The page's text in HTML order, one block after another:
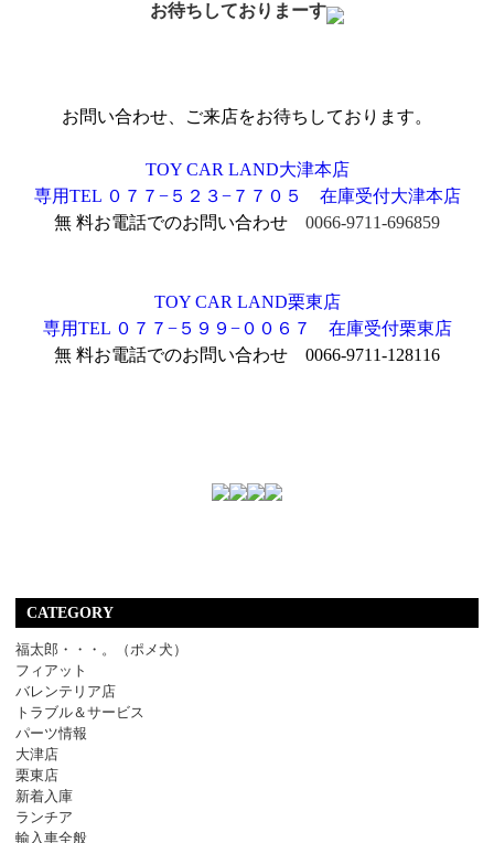
お待ちしておりまーす
お問い合わせ、ご来店をお待ちしております。
TOY CAR LAND大津本店
専用TEL ０７７−５２３−７７０５ 在庫受付大津本店
無 料お電話でのお問い合わせ 0066-9711-696859
TOY CAR LAND栗東店
専用TEL ０７７−５９９−００６７ 在庫受付栗東店
無 料お電話でのお問い合わせ 0066-9711-128116
CATEGORY
福太郎・・・。（ポメ犬）
フィアット
バレンテリア店
トラブル＆サービス
パーツ情報
大津店
栗東店
新着入庫
ランチア
輸入車全般